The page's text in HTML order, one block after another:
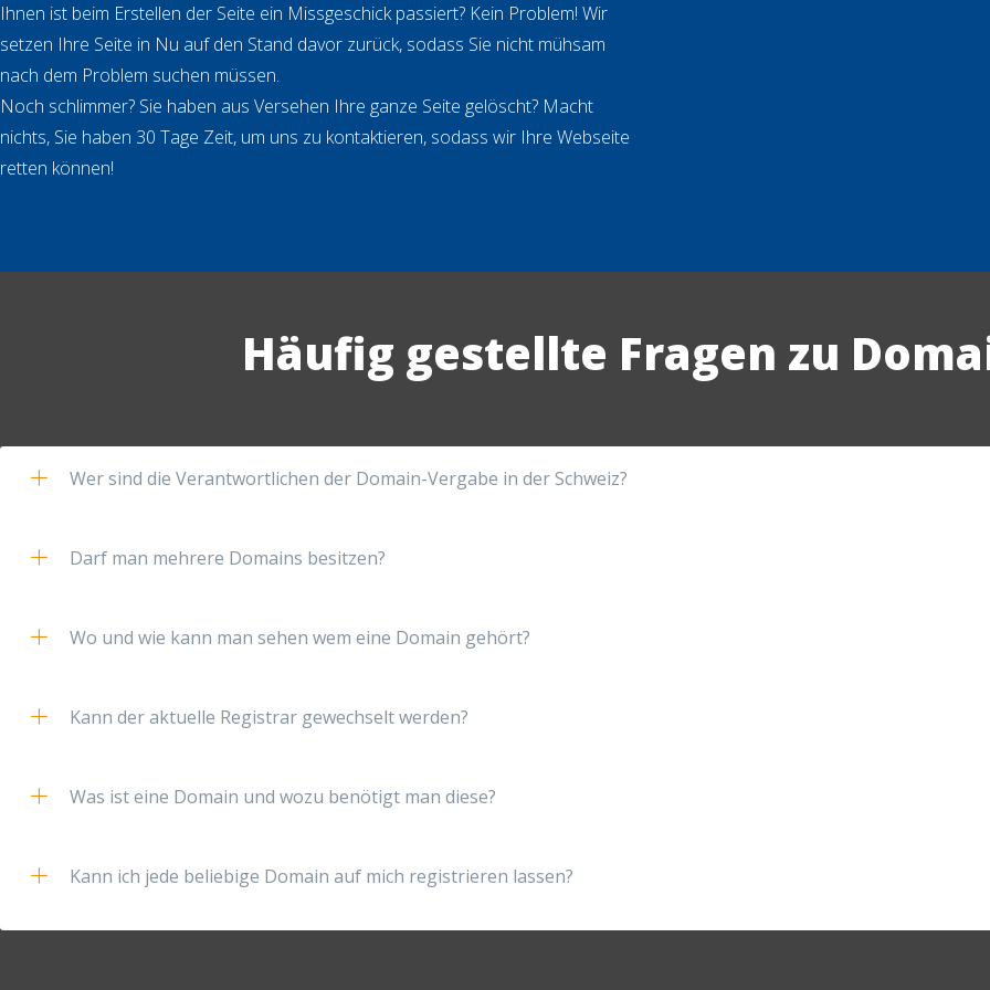
Ihnen ist beim Erstellen der Seite ein Missgeschick passiert? Kein Problem! Wir
setzen Ihre Seite in Nu auf den Stand davor zurück, sodass Sie nicht mühsam
nach dem Problem suchen müssen.
Noch schlimmer? Sie haben aus Versehen Ihre ganze Seite gelöscht? Macht
nichts, Sie haben 30 Tage Zeit, um uns zu kontaktieren, sodass wir Ihre Webseite
retten können!
Häufig gestellte Fragen zu
Wer sind die Verantwortlichen der Domain-Vergabe in der Schweiz?
Darf man mehrere Domains besitzen?
Wo und wie kann man sehen wem eine Domain gehört?
Kann der aktuelle Registrar gewechselt werden?
Was ist eine Domain und wozu benötigt man diese?
Kann ich jede beliebige Domain auf mich registrieren lassen?